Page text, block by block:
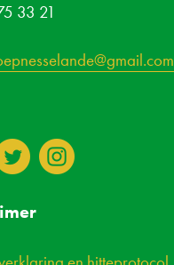
33 21
8